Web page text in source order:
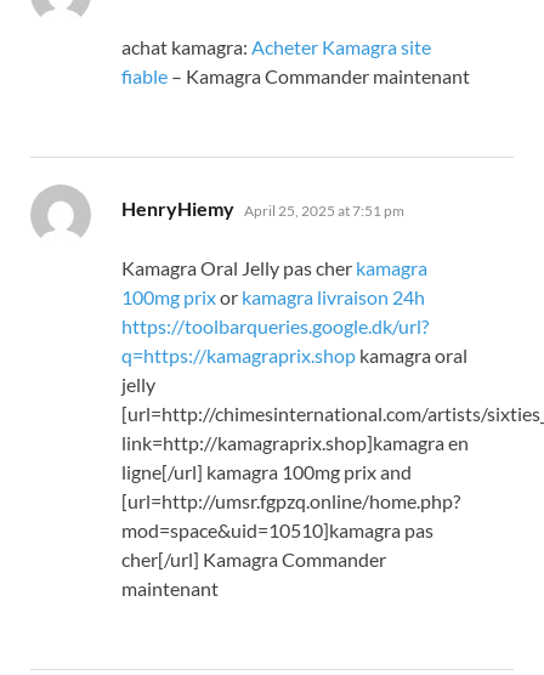
achat kamagra: Acheter Kamagra site
fiable – Kamagra Commander maintenant
HenryHiemy says:
April 25, 2025 at 7:51 pm
Kamagra Oral Jelly pas cher kamagra
100mg prixor kamagra livraison 24h
https://toolbarqueries.google.dk/url?
q=https://kamagraprix.shop kamagra oral
jelly
[url=http://chimesinternational.com/artists/
link=http://kamagraprix.shop]kamagra en
ligne[/url] kamagra 100mg prix and
[url=http://umsr.fgpzq.online/home.php?
mod=space&uid=10510]kamagra pas
cher[/url] Kamagra Commander
maintenant